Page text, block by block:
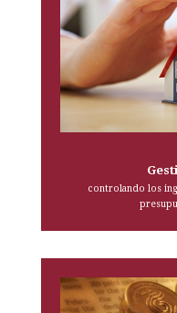
controlando los